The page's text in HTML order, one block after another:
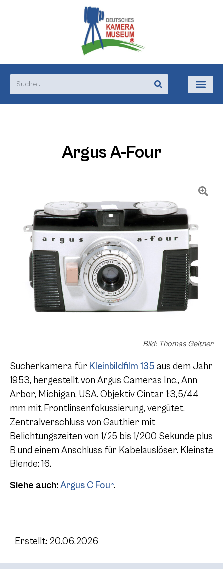
Argus A-Four
Bild: Thomas Geitner
Sucherkamera für Kleinbildfilm 135 aus dem Jahr
1953, hergestellt von Argus Cameras Inc., Ann
Arbor, Michigan, USA. Objektiv Cintar 1:3,5/44
mm mit Frontlinsenfokussierung, vergütet.
Zentralverschluss von Gauthier mit
Belichtungszeiten von 1/25 bis 1/200 Sekunde plus
B und einem Anschluss für Kabelauslöser. Kleinste
Blende: 16.
Siehe auch:Argus C Four.
Erstellt: 20.06.2026